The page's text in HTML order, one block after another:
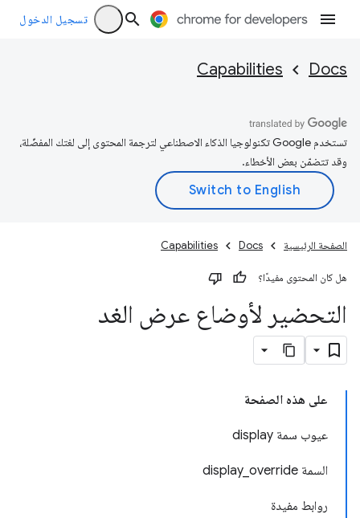
تسجيل الدخول
Docs
Capabilities
تستخدم Google تكنولوجيا الذكاء الاصطناعي لترجمة المحتوى إلى لغتك المفضّلة،
وقد تتضمّن بعض الأخطاء.
الصفحة الرئيسية Docs
Capabilities
هل كان المحتوى مفيدًا؟
التحضير لأوضاع عرض الغد
على هذه الصفحة
عيوب سمة display
السمة display_override
روابط مفيدة